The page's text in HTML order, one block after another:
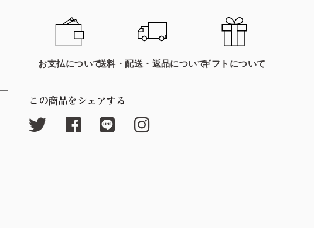
お支払について送料・配送・返品についてギフトについて
この商品をシェアする